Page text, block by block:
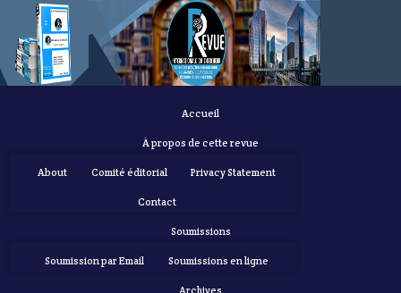
Accueil
À propos de cette revue
About Comité éditorial Privacy Statement
Contact
Soumissions
Soumission par Email Soumissions en ligne
Archives